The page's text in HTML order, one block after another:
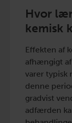
Hvor
kemisk
Effekten af
afhængigt
varer typisk
denne
gradvist
adfærden